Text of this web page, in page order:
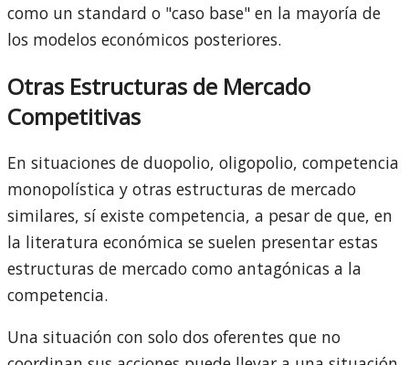
como un standard o "caso base" en la mayoría de
los modelos económicos posteriores.
Otras Estructuras de Mercado
Competitivas
En situaciones de duopolio, oligopolio, competencia
monopolística y otras estructuras de mercado
similares, sí existe competencia, a pesar de que, en
la literatura económica se suelen presentar estas
estructuras de mercado como antagónicas a la
competencia.
Una situación con solo dos oferentes que no